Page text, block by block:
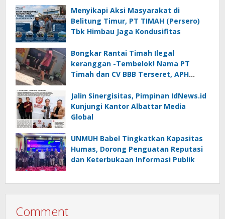
Menyikapi Aksi Masyarakat di
Belitung Timur, PT TIMAH (Persero)
Tbk Himbau Jaga Kondusifitas
Bongkar Rantai Timah Ilegal
keranggan -Tembelok! Nama PT
Timah dan CV BBB Terseret, APH
Jalin Sinergisitas, Pimpinan IdNews.id
Kunjungi Kantor Albattar Media
Global
UNMUH Babel Tingkatkan Kapasitas
Humas, Dorong Penguatan Reputasi
dan Keterbukaan Informasi Publik
Comment